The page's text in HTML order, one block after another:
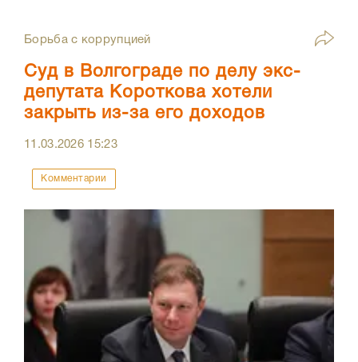
Борьба с коррупцией
Суд в Волгограде по делу экс-
депутата Короткова хотели
закрыть из-за его доходов
11.03.2026 15:23
Комментарии